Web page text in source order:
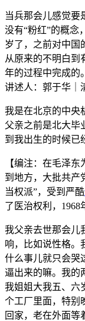
当兵那会儿感觉要
没有“粉红”的概念
岁了，之前对中国
从原来的不明白到
年的过程中完成的。
讲述人：郭于华｜
我是在北京的中央
父亲之前是北大毕
到我出生的时候已
【编注：在毛泽
到地方，大批共产
当权派”，受到严酷
了医治权利，1968
我父亲去世那会儿
响，比如说性格。
什么事儿就只会哭
逼出来的嘛。我的
我姐姐大我五、六
个工厂里面，特别
回家，老在外面等